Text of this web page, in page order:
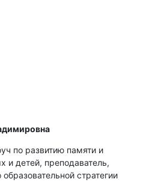
по развитию памяти и
и детей, преподаватель,
стратегии